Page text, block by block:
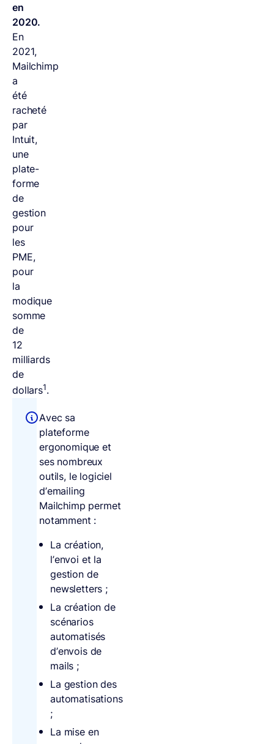
en
2020.
En
2021,
Mailchimp
a
été
racheté
par
Intuit,
une
plate-
forme
de
gestion
pour
les
PME,
pour
la
modique
somme
de
12
milliards
de
dollars1.
Avec sa
plateforme
ergonomique et
ses nombreux
outils, le logiciel
d’emailing
Mailchimp permet
notamment :
La création,
l’envoi et la
gestion de
newsletters ;
La création de
scénarios
automatisés
d’envois de
mails ;
La gestion des
automatisations
;
La mise en